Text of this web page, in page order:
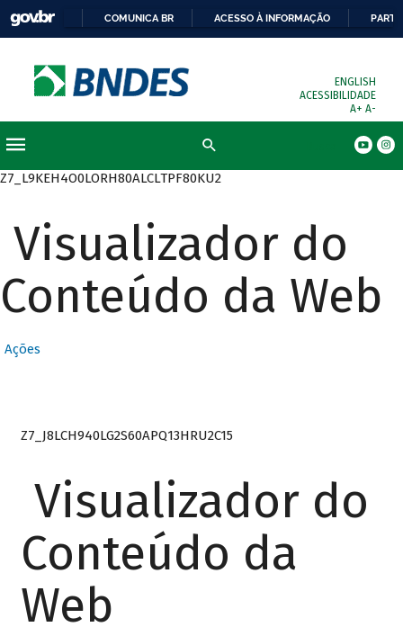
COMUNICA BR ACESSO À INFORMAÇÃO
ENGLISH
ACESSIBILIDADE
A+ A-
Z7_L9KEH4O0LORH80ALCLTPF80KU2
Visualizador do
Conteúdo da Web
Ações
Z7_J8LCH940LG2S60APQ13HRU2C15
Visualizador do
Conteúdo da
Web